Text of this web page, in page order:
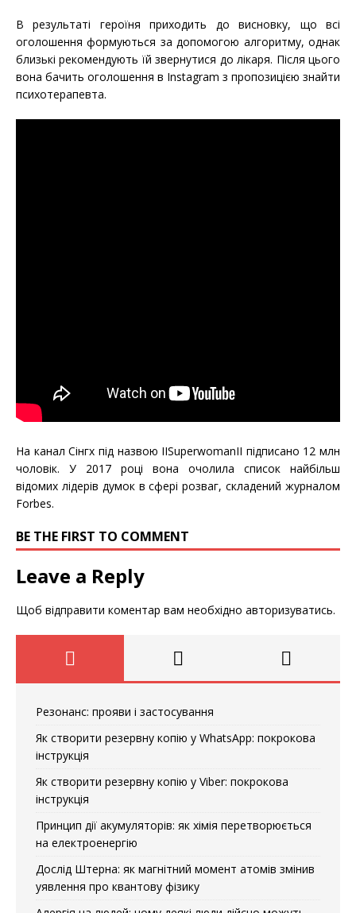
В результаті героїня приходить до висновку, що всі
оголошення формуються за допомогою алгоритму, однак
близькі рекомендують їй звернутися до лікаря. Після цього
вона бачить оголошення в Instagram з пропозицією знайти
психотерапевта.
На канал Сінгх під назвою IISuperwomanII підписано 12 млн
чоловік. У 2017 році вона очолила список найбільш
відомих лідерів думок в сфері розваг, складений журналом
Forbes.
BE THE FIRST TO COMMENT
Leave a Reply
Щоб відправити коментар вам необхідно авторизуватись.
Резонанс: прояви і застосування
Як створити резервну копію у WhatsApp: покрокова
інструкція
Як створити резервну копію у Viber: покрокова
інструкція
Принцип дії акумуляторів: як хімія перетворюється
на електроенергію
Дослід Штерна: як магнітний момент атомів змінив
уявлення про квантову фізику